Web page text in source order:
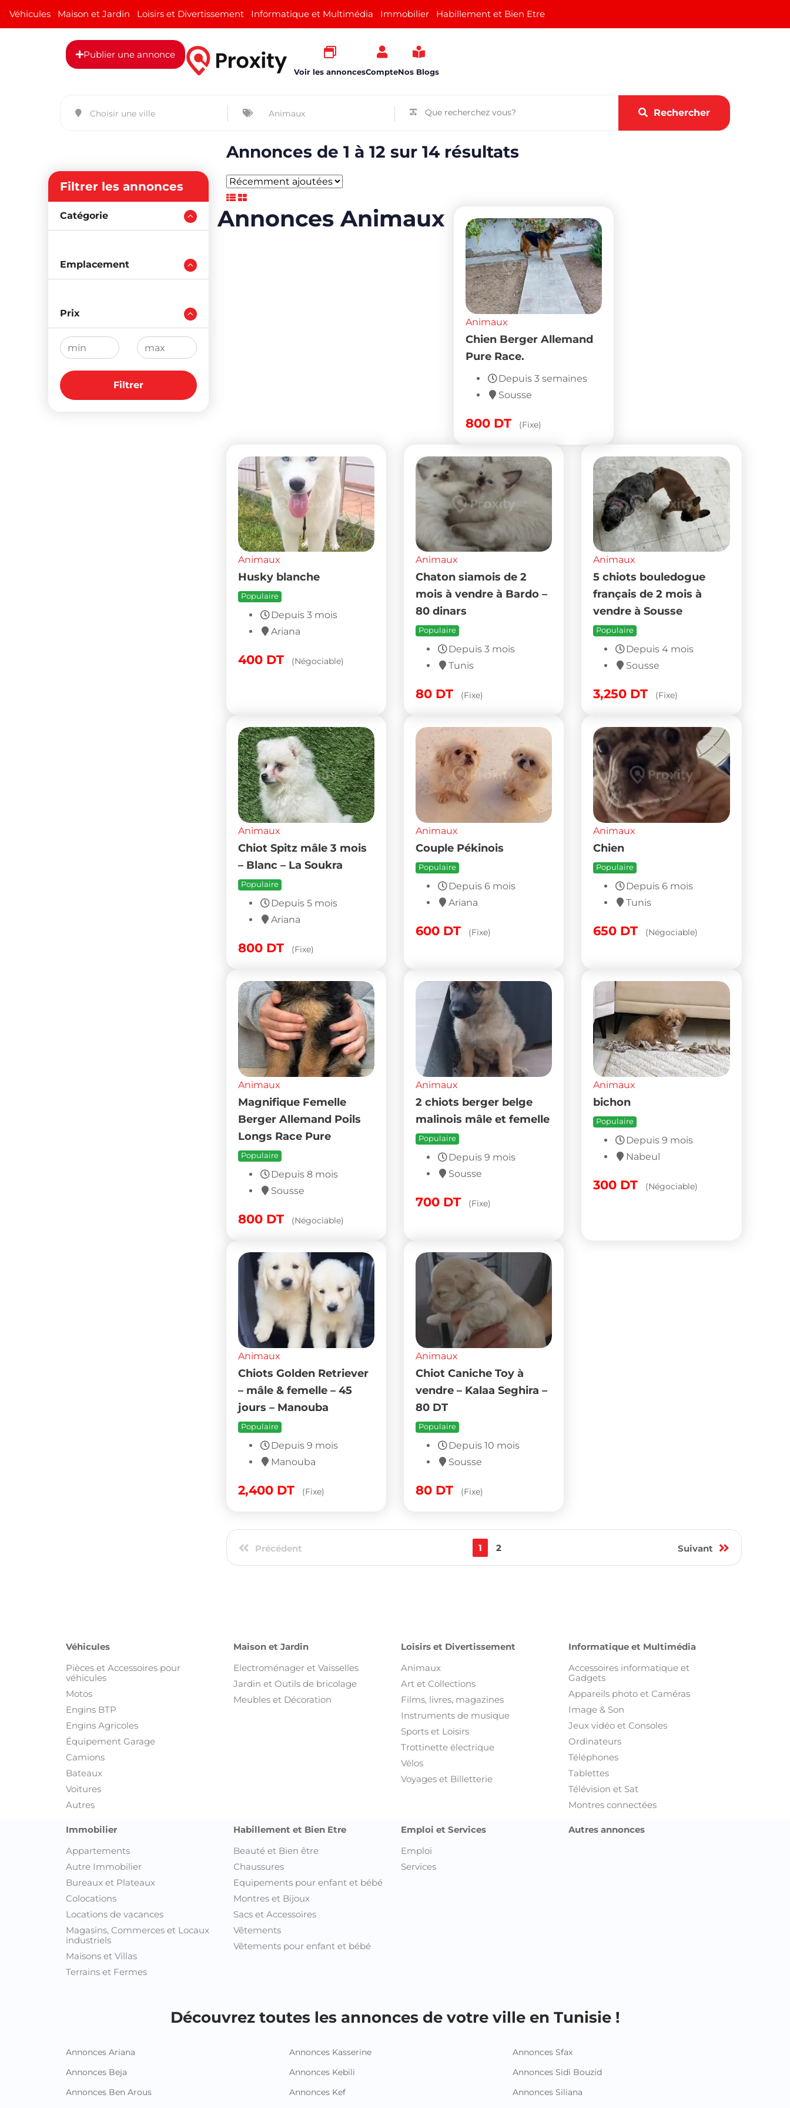
Véhicules Maison et Jardin Loisirs et Divertissement Informatique et Multimédia Immobilier Habillement et Bien Etre
Publier une annonce
Voir les annoncesCompteNos Blogs
Rechercher
Filtrer les annonces
Catégorie
Prix
Annonces de 1 à 12 sur 14 résultats
Annonces Animaux
Animaux
Chien Berger Allemand
Pure Race.
Depuis 3 semaines
Sousse
800 DT (Fixe)
Animaux
Husky blanche
Populaire
Depuis 3 mois
Ariana
400 DT (Négociable)
Animaux
Chaton siamois de 2
mois à vendre à Bardo –
80 dinars
Populaire
Depuis 3 mois
Tunis
80 DT (Fixe)
Animaux
5 chiots bouledogue
français de 2 mois à
vendre à Sousse
Populaire
Depuis 4 mois
Sousse
3,250 DT (Fixe)
Animaux
Chiot Spitz mâle 3 mois
– Blanc – La Soukra
Populaire
Depuis 5 mois
Ariana
800 DT (Fixe)
Animaux
Couple Pékinois
Populaire
Depuis 6 mois
Ariana
600 DT (Fixe)
Animaux
Chien
Populaire
Depuis 6 mois
Tunis
650 DT (Négociable)
Animaux
Magnifique Femelle
Berger Allemand Poils
Longs Race Pure
Populaire
Depuis 8 mois
Sousse
800 DT (Négociable)
Animaux
2 chiots berger belge
malinois mâle et femelle
Populaire
Depuis 9 mois
Sousse
700 DT (Fixe)
Animaux
bichon
Populaire
Depuis 9 mois
Nabeul
300 DT (Négociable)
Animaux
Chiots Golden Retriever
– mâle & femelle – 45
jours – Manouba
Populaire
Depuis 9 mois
Manouba
2,400 DT (Fixe)
Animaux
Chiot Caniche Toy à
vendre – Kalaa Seghira –
80 DT
Populaire
Depuis 10 mois
Sousse
80 DT (Fixe)
Précédent 1 2 Suivant
Véhicules
Pièces et Accessoires pour
véhicules
Motos
Engins BTP
Engins Agricoles
Équipement Garage
Camions
Bateaux
Voitures
Autres
Maison et Jardin
Electroménager et Vaisselles
Jardin et Outils de bricolage
Meubles et Décoration
Loisirs et Divertissement
Animaux
Art et Collections
Films, livres, magazines
Instruments de musique
Sports et Loisirs
Trottinette électrique
Vélos
Voyages et Billetterie
Informatique et Multimédia
Accessoires informatique et
Gadgets
Appareils photo et Caméras
Image & Son
Jeux vidéo et Consoles
Ordinateurs
Téléphones
Tablettes
Télévision et Sat
Montres connectées
Immobilier
Appartements
Autre Immobilier
Bureaux et Plateaux
Colocations
Locations de vacances
Magasins, Commerces et Locaux
industriels
Maisons et Villas
Terrains et Fermes
Habillement et Bien Etre
Beauté et Bien être
Chaussures
Equipements pour enfant et bébé
Montres et Bijoux
Sacs et Accessoires
Vêtements
Vêtements pour enfant et bébé
Emploi et Services
Emploi
Services
Autres annonces
Découvrez toutes les annonces de votre ville en Tunisie !
Annonces Ariana
Annonces Beja
Annonces Ben Arous
Annonces Kasserine
Annonces Kebili
Annonces Kef
Annonces Sfax
Annonces Sidi Bouzid
Annonces Siliana